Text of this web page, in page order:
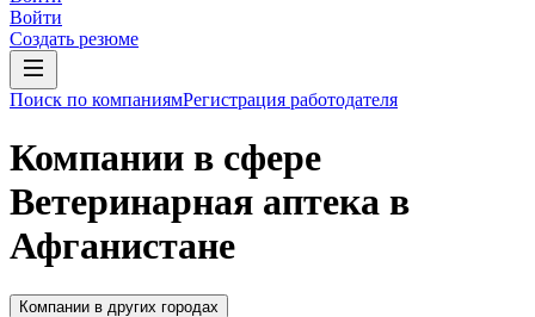
Войти
Создать резюме
Поиск по компаниямРегистрация работодателя
Компании в сфере
Ветеринарная аптека в
Афганистане
Компании в других городах